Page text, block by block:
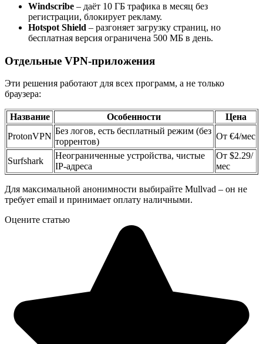
Windscribe – даёт 10 ГБ трафика в месяц без
регистрации, блокирует рекламу.
Hotspot Shield – разгоняет загрузку страниц, но
бесплатная версия ограничена 500 МБ в день.
Отдельные VPN-приложения
Эти решения работают для всех программ, а не только
браузера:
Название Особенности
Цена
ProtonVPN
Без логов, есть бесплатный режим (без
торрентов)
От €4/мес
Surfshark
Неограниченные устройства, чистые
IP-адреса
От $2.29/
мес
Для максимальной анонимности выбирайте Mullvad – он не
требует email и принимает оплату наличными.
Оцените статью